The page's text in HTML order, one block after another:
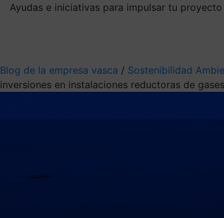
Ayudas e iniciativas para impulsar tu proyecto
Blog de la empresa vasca / Sostenibilidad
inversiones en instalaciones reductoras de